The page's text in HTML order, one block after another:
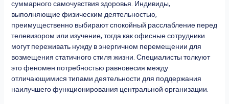
суммарного самочувствия здоровья. Индивиды,
выполняющие физическим деятельностью,
преимущественно выбирают спокойный расслабление перед
телевизором или изучение, тогда как офисные сотрудники
могут переживать нужду в энергичном перемещении для
возмещения статичного стиля жизни. Специалисты толкуют
это феномен потребностью равновесия между
отличающимися типами деятельности для поддержания
наилучшего функционирования центральной организации.